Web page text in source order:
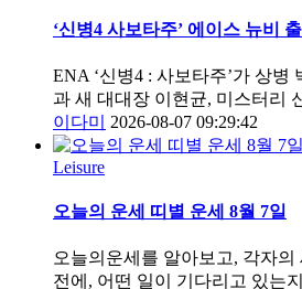
‘신병4 사보타주’ 에이스 뉴비
ENA ‘신병4 : 사보타주’가 상병
과 새 대대장 이현균, 미스터리
이다미
2026-08-07 09:29:42
Leisure
오늘의 운세 띠별 운세 8월 7일
오늘의운세를 알아보고, 각자의
전에, 어떤 일이 기다리고 있는